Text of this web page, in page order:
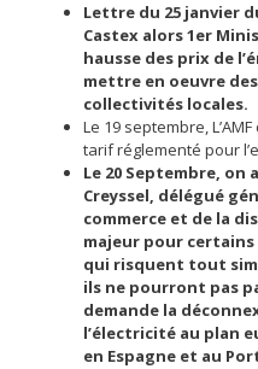
Lettre du 25 janvier
Castex alors 1er
hausse des prix de
mettre en oeuvre
collectivités locales.
Le 19 septembre,
tarif réglementé pour
Le 20 Septembre, on
Creyssel, délégué
commerce et de la
majeur pour
qui risquent tout
ils ne pourront pas
demande la
l’électricité au plan
en Espagne et au